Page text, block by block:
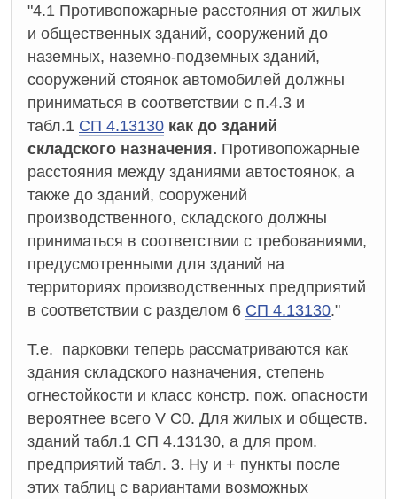
"4.1 Противопожарные расстояния от жилых
и общественных зданий, сооружений до
наземных, наземно-подземных зданий,
сооружений стоянок автомобилей должны
приниматься в соответствии с п.4.3 и
табл.1 СП 4.13130 как до зданий
складского назначения. Противопожарные
расстояния между зданиями автостоянок, а
также до зданий, сооружений
производственного, складского должны
приниматься в соответствии с требованиями,
предусмотренными для зданий на
территориях производственных предприятий
в соответствии с разделом 6 СП 4.13130."
Т.е. парковки теперь рассматриваются как
здания складского назначения, степень
огнестойкости и класс констр. пож. опасности
вероятнее всего V C0. Для жилых и обществ.
зданий табл.1 СП 4.13130, а для пром.
предприятий табл. 3. Ну и + пункты после
этих таблиц с вариантами возможных